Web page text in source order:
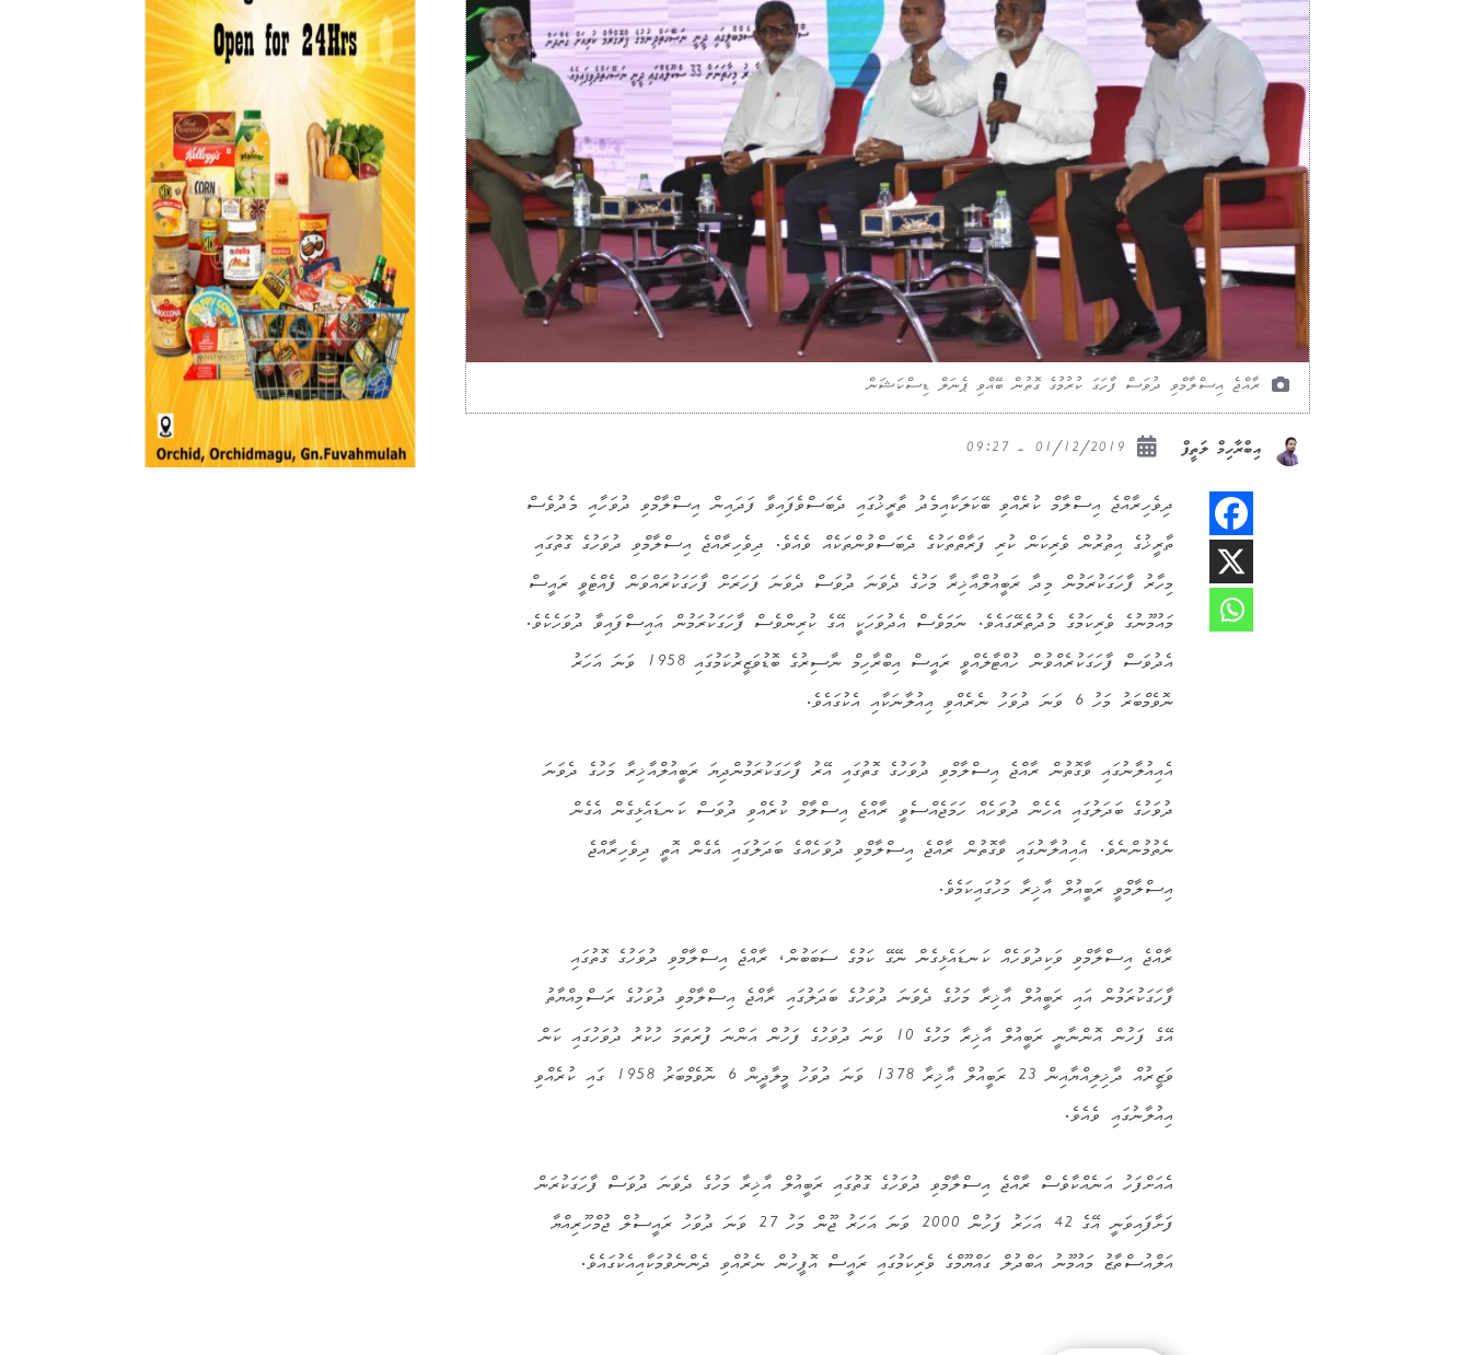
ރާއްޖެ އިސްލާމްވި ދުވަސް ފާހަގަ ކުރުމުގެ ގޮތުން ބޭއްވި ޕެނަލް ޑިސްކަޝަން
އިބްރާހިމް ލަތީފް
ދިވެހިރާއްޖެ އިސްލާމް ކުރެއްވި ބޭކަލަކާއިމެދު ތާރީޚުގައި ދެބަސްވެފައިވާ ފަދައިން އިސްލާމްވި ދުވަހާއި މެދުވެސް
ތާރީޚުގެ އިތުރުން ވެރިކަން ކުރި ފަރާތްތަކުގެ ދެބަސްވުންތަކެއް ވެއެވެ. ދިވެހިރާއްޖެ އިސްލާމްވި ދުވަހުގެ ގޮތުގައި
މިހާރު ފާހަގަކުރަމުން މިދާ ރަބީއުލްއާޚިރާ މަހުގެ ދެވަނަ ދުވަސް ދެވަނަ ފަހަރަށް ފާހަގަކުރައްވަން ފެއްޓެވީ ރައީސް
މައުމޫނުގެ ވެރިކަމުގެ މެދުތެރޭގައެވެ. ނަމަވެސް އެދުވަހަކީ އޭގެ ކުރިންވެސް ފާހަގަކުރަމުން އައިސްފައިވާ ދުވަހެކެވެ.
އެދުވަސް ފާހަގަކުރެއްވުން ހުއްޓާލެއްވީ ރައީސް އިބްރާހިމް ނާސިރުގެ ބޮޑުވަޒީރުކަމުގައި 1958 ވަނަ އަހަރު
ނޮވެމްބަރު މަހު 6 ވަނަ ދުވަހު ނެރެއްވި އިއުލާނަކާއި އެކުގައެވެ.
އެއިއުލާނުގައި ވާގޮތުން ރާއްޖެ އިސްލާމްވި ދުވަހުގެ ގޮތުގައި އޭރު ފާހަގަކުރަމުންދިޔަ ރަބީއުލްއާޚިރާ މަހުގެ ދެވަނަ
ދުވަހުގެ ބަދަލުގައި އެހެން ދުވަހެއް ހަމަޖެއްސެވީ ރާއްޖެ އިސްލާމް ކުރެއްވި ދުވަސް ކަނޑައެޅިގެން އެގެން
ނެތުމުންނެވެ. އެއިއުލާނުގައި ވާގޮތުން ރާއްޖެ އިސްލާމްވި ދުވަހެއްގެ ބަދަލުގައި އެގެން އޮތީ ދިވެހިރާއްޖެ
އިސްލާމްވީ ރަބީއުލް އާޚިރާ މަހުގައިކަމެވެ.
ރާއްޖެ އިސްލާމްވި ވަކިދުވަހެއް ކަނޑައެޅިގެން ނޭގޭ ކަމުގެ ސަބަބުން، ރާއްޖެ އިސްލާމްވި ދުވަހުގެ ގޮތުގައި
ފާހަގަކުރަމުން އައި ރަބީއުލް އާޚިރާ މަހުގެ ދެވަނަ ދުވަހުގެ ބަދަލުގައި ރާއްޖެ އިސްލާމްވި ދުވަހުގެ ރަސްމިއްޔާތު
އޭގެ ފަހުން އޮންނާނީ ރަބީއުލް އާޚިރާ މަހުގެ 10 ވަނަ ދުވަހުގެ ފަހުން އަންނަ ފުރަތަމަ ހުކުރު ދުވަހުގައި ކަން
ވަޒީރުއް ދާޚިލިއްޔާއިން 23 ރަބީއުލް އާޚިރާ 1378 ވަނަ ދުވަހު މީލާދީން 6 ނޮވެމްބަރު 1958 ގައި ކުރެއްވި
އިއުލާނުގައި ވެއެވެ.
އެއަށްފަހު އަނެއްކާވެސް ރާއްޖެ އިސްލާމްވި ދުވަހުގެ ގޮތުގައި ރަބީއުލް އާޚިރާ މަހުގެ ދެވަނަ ދުވަސް ފާހަގަކުރަން
ފަށާފައިވަނީ އޭގެ 42 އަހަރު ފަހުން 2000 ވަނަ އަހަރު ޖޫން މަހު 27 ވަނަ ދުވަހު ރައީސުލް ޖުމްހޫރިއްޔާ
އަލްއުސްތާޒު މައުމޫނު އަބްދުލް ގައްޔޫމްގެ ވެރިކަމުގައި ރައީސް އޮފީހުން ނެރުއްވި ދެންނެވުމަކާއިއެކުގައެވެ.